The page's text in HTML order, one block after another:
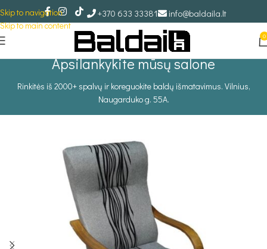
Skip to navigation
Skip to main content
+370 633 33381 info@baldaila.lt
0
Apsilankykite mūsų salone
Rinkitės iš 2000+ spalvų ir koreguokite baldų išmatavimus. Vilnius,
Naugarduko g. 55A.